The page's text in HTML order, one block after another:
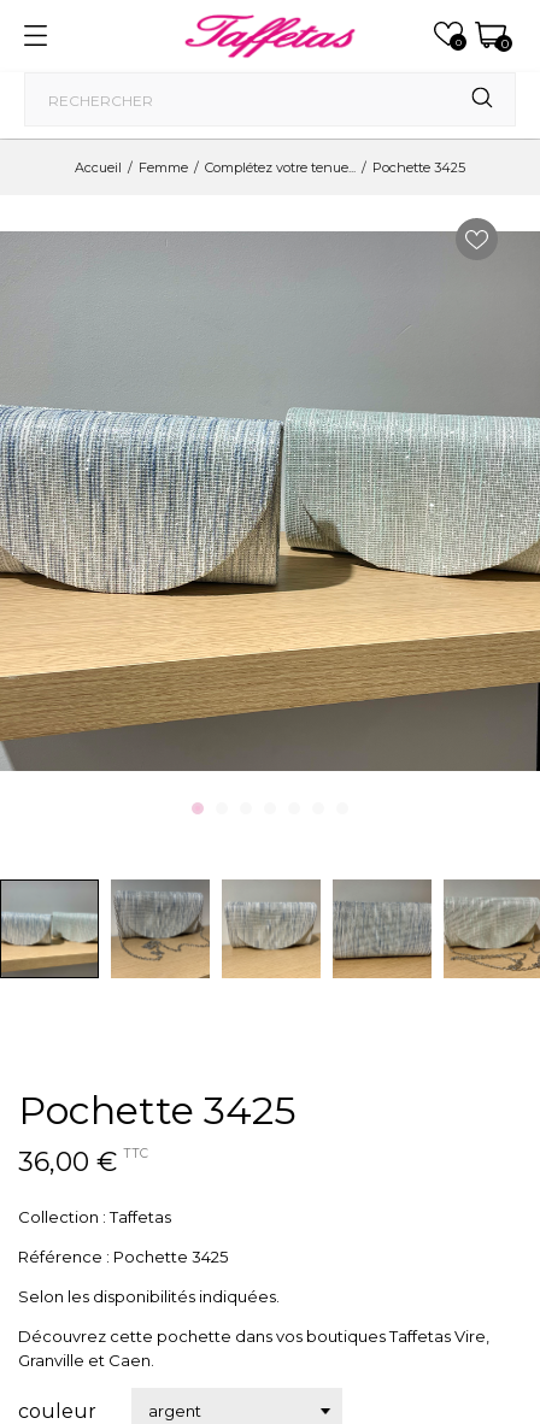
0
0
Accueil Femme Complétez votre tenue... Pochette 3425
Pochette 3425
36,00 € TTC
Collection : Taffetas
Référence : Pochette 3425
Selon les disponibilités indiquées.
Découvrez cette pochette dans vos boutiques Taffetas Vire,
Granville et Caen.
couleur